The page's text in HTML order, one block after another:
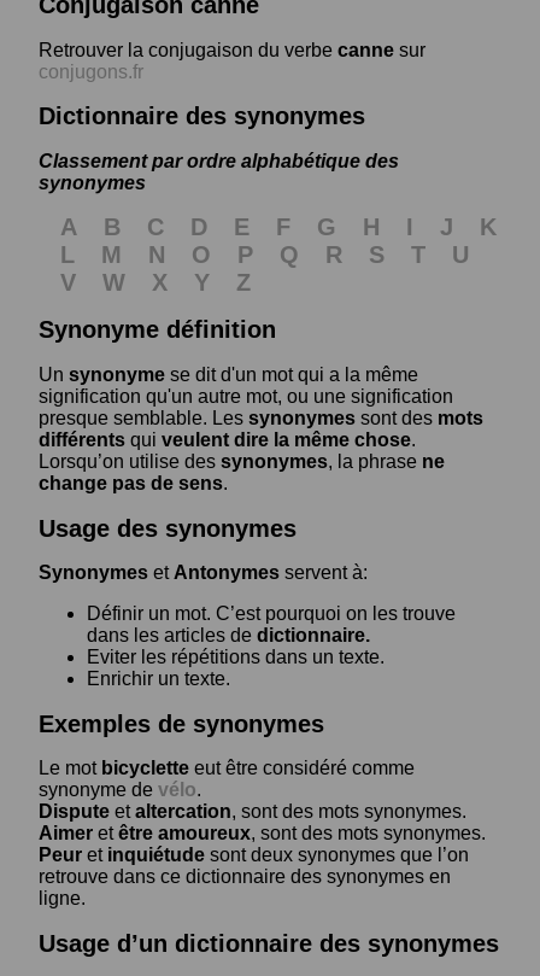
Retrouver la conjugaison du verbe canne sur
conjugons.fr
Dictionnaire des synonymes
Classement par ordre alphabétique des
synonymes
A B C D E F G H I J
K
L
M N O P Q R S T
U
V
W X Y
Z
Synonyme définition
Un synonyme se dit d'un mot qui a la même
signification qu'un autre mot, ou une signification
presque semblable. Les synonymes sont des mots
différents qui veulent dire la même chose.
Lorsqu’on utilise des synonymes, la phrase ne
change pas de sens.
Usage des synonymes
Synonymes et Antonymes servent à:
Définir un mot. C’est pourquoi on les trouve
dans les articles de dictionnaire.
Eviter les répétitions dans un texte.
Enrichir un texte.
Exemples de synonymes
Le mot bicyclette eut être considéré comme
synonyme de vélo.
Dispute etaltercation, sont des mots synonymes.
Aimer etêtre amoureux, sont des mots synonymes.
Peur et inquiétude sont deux synonymes que l’on
retrouve dans ce dictionnaire des synonymes en
ligne.
Usage d’un dictionnaire des synonymes